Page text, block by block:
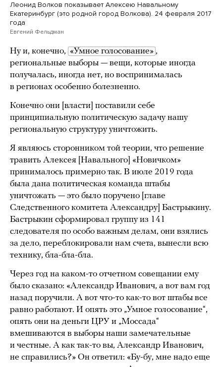
Леонид Волков показывает Алексею Навальному
Екатеринбург (это родной город Волкова). 24 февраля 2017
года
Евгений Фельдман
Ну и, конечно, «Умное голосование» ,
региональные выборы — вещи, которые иногда
получалась, иногда нет, но воспринималась
в регионах особенно болезненно.
Конечно они [власти] поставили себе
принципиальную политическую задачу нашу
региональную структуру уничтожить.
Я являюсь сторонником той теории, что решение
травить Алексея [Навального] «Новичком»
принималось примерно так. В июле 2019 года
была дана политическая команда штабы
уничтожать — это было поручено [главе
Следственного комитета Александру] Бастрыкину.
Бастрыкин сформировал группу из 141
следователя по особо важным делам, они взялись
за дело, переблокировали нам счета, вынесли всю
технику, бла-бла-бла.
Через год на каком-то отчетном совещании ему
было сказано: «Александр Иванович, а вот вам год
назад поручили. А вот что-то как-то вот штабы все
равно работают. И опять это „Умное голосование“,
опять они на деньги ЦРУ и „Моссада“
вмешиваются в выборы наши замечательные
и честные. А как так-то вы, Александр Иванович,
не справились?» Он ответил: «Бу-бу, мне надо еще